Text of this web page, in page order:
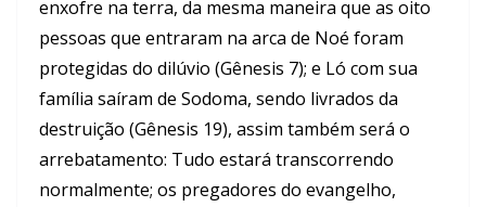
enxofre na terra, da mesma maneira que as oito
pessoas que entraram na arca de Noé foram
protegidas do dilúvio (Gênesis 7); e Ló com sua
família saíram de Sodoma, sendo livrados da
destruição (Gênesis 19), assim também será o
arrebatamento: Tudo estará transcorrendo
normalmente; os pregadores do evangelho,